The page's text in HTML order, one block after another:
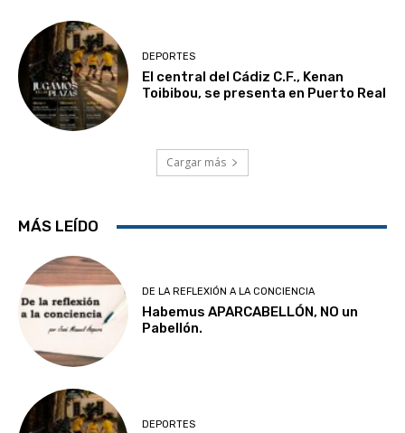
DEPORTES
El central del Cádiz C.F., Kenan
Toibibou, se presenta en Puerto Real
Cargar más
MÁS LEÍDO
DE LA REFLEXIÓN A LA CONCIENCIA
Habemus APARCABELLÓN, NO un
Pabellón.
DEPORTES